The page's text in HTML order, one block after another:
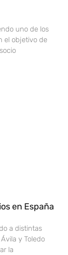
uno de los
el objetivo de
en España
a distintas
y Toledo
la